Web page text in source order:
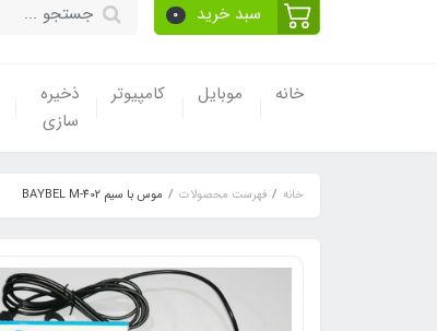
سبد خرید 0
خانه موبایل کامپیوتر
ذخیره
سازی
خانه فهرست محصولات موس با سیم BAYBEL M-402